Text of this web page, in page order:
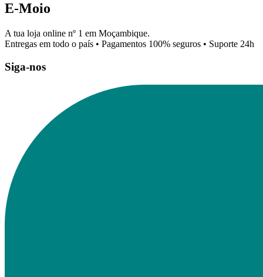
E-Moio
A tua loja online nº 1 em Moçambique.
Entregas em todo o país • Pagamentos 100% seguros • Suporte 24h
Siga-nos